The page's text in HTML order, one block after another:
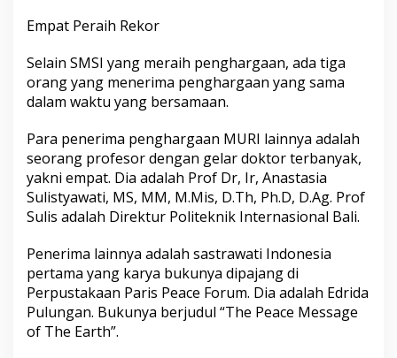
Empat Peraih Rekor
Selain SMSI yang meraih penghargaan, ada tiga
orang yang menerima penghargaan yang sama
dalam waktu yang bersamaan.
Para penerima penghargaan MURI lainnya adalah
seorang profesor dengan gelar doktor terbanyak,
yakni empat. Dia adalah Prof Dr, Ir, Anastasia
Sulistyawati, MS, MM, M.Mis, D.Th, Ph.D, D.Ag. Prof
Sulis adalah Direktur Politeknik Internasional Bali.
Penerima lainnya adalah sastrawati Indonesia
pertama yang karya bukunya dipajang di
Perpustakaan Paris Peace Forum. Dia adalah Edrida
Pulungan. Bukunya berjudul “The Peace Message
of The Earth”.